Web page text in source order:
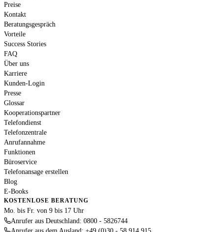
Preise
Kontakt
Beratungsgespräch
Vorteile
Success Stories
FAQ
Über uns
Karriere
Kunden-Login
Presse
Glossar
Kooperationspartner
Telefondienst
Telefonzentrale
Anrufannahme
Funktionen
Büroservice
Telefonansage erstellen
Blog
E-Books
KOSTENLOSE BERATUNG
Mo. bis Fr. von 9 bis 17 Uhr
Anrufer aus Deutschland: 0800 - 5826744